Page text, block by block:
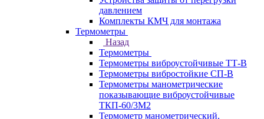
давлением
Комплекты КМЧ для монтажа
Термометры
Назад
Термометры
Термометры виброустойчивые ТТ-В
Термометры вибростойкие СП-В
Термометры манометрические
показывающие виброустойчивые
ТКП-60/3М2
Термометр манометрический,